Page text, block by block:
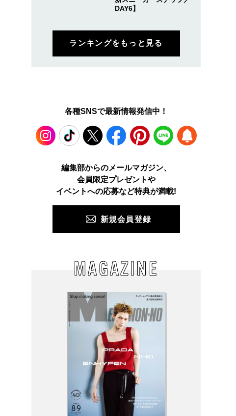
DAY6】
ランキングをもっと見る
各種SNSで最新情報発信中！
TikTok Facebook Pinterest LINE
編集部からのメールマガジン、
会員限定プレゼントや
イベントへの応募など特典が満載!
新規会員登録
MAGAZINE